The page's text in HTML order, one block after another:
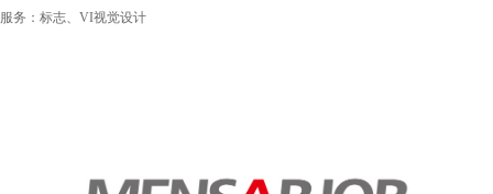
服务：标志、VI视觉设计